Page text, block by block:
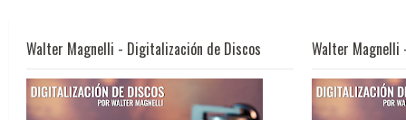
Walter Magnelli - Digitalización de Discos Walter Magnelli